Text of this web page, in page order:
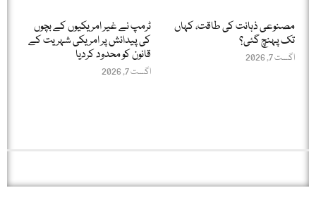
مصنوعی ذہانت کی طاقت، کہاں
تک پہنچ گئی؟
اگست 7, 2026
ٹرمپ نے غیر امریکیوں کے بچوں
کی پیدائش پر امریکی شہریت کے
قانون کو محدود کردیا
اگست 7, 2026